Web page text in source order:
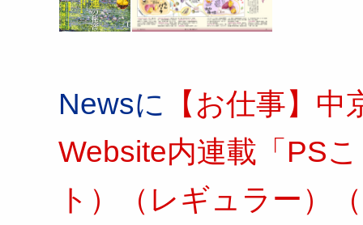
Newsに 【お仕事】
Website内連載「PS
ト）（レギュラー）